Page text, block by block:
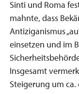
Sinti und Roma
mahnte, dass
Antiziganismus
einsetzen und im
Insgesamt
Steigerung um ca.